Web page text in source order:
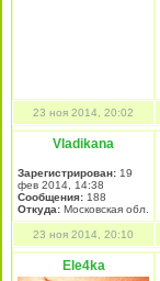
23 ноя 2014, 20:02
Vladikana
Зарегистрирован: 19
фев 2014, 14:38
Сообщения: 188
Откуда: Московская обл.
23 ноя 2014, 20:10
Ele4ka